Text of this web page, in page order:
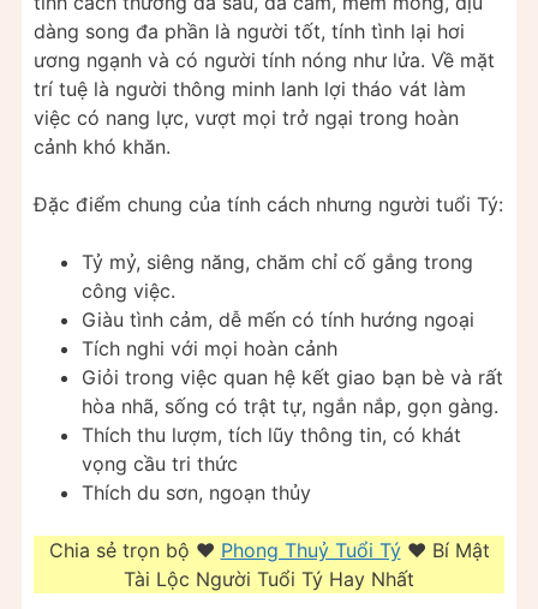
dàng song đa phần là người tốt, tính tình lại hơi
ương ngạnh và có người tính nóng như lửa. Về mặt
trí tuệ là người thông minh lanh lợi tháo vát làm
việc có nang lực, vượt mọi trở ngại trong hoàn
cảnh khó khăn.
Đặc điểm chung của tính cách nhưng người tuổi Tý:
Tỷ mỷ, siêng năng, chăm chỉ cố gắng trong
công việc.
Giàu tình cảm, dễ mến có tính hướng ngoại
Tích nghi với mọi hoàn cảnh
Giỏi trong việc quan hệ kết giao bạn bè và rất
hòa nhã, sống có trật tự, ngắn nắp, gọn gàng.
Thích thu lượm, tích lũy thông tin, có khát
vọng cầu tri thức
Thích du sơn, ngoạn thủy
Chia sẻ trọn bộ ❤️️ Phong Thuỷ Tuổi Tý❤️️ Bí Mật
Tài Lộc Người Tuổi Tý Hay Nhất